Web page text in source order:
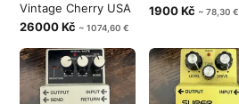
Vintage Cherry USA
26000 Kč ~ 1074,60 €
1900 Kč ~ 78,30 €